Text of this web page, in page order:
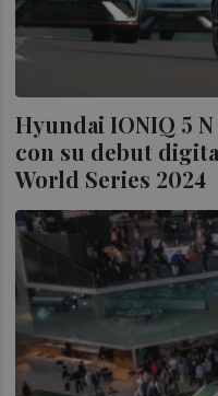
Hyundai IONIQ 5
con su debut
World Series 2024